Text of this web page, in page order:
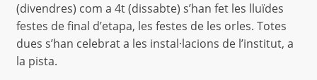
(divendres) com a 4t (dissabte) s’han fet les lluïdes
festes de final d’etapa, les festes de les orles. Totes
dues s’han celebrat a les instal·lacions de l’institut, a
la pista.